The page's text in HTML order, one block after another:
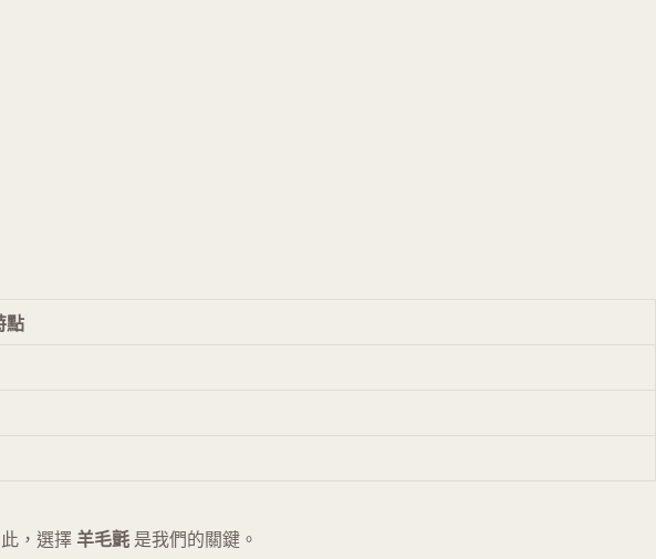
點
，選擇 羊毛氈 是我們的關鍵。